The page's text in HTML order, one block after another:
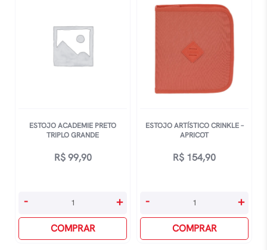
ESTOJO ACADEMIE PRETO
TRIPLO GRANDE
R$99,90
Estojo
Triplo
- +
COMPRAR
ESTOJO ARTÍSTICO CRINKLE –
APRICOT
R$ 154,90
Estojo
-
- +
COMPRAR